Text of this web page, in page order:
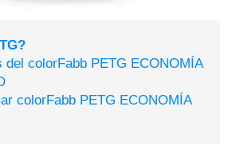
colorFabb PETG ECONOMÍA
colorFabb PETG ECONOMÍA